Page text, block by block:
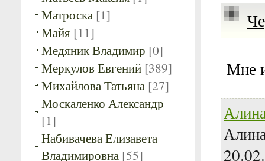
Матроска [1]
Майя [11]
Медяник Владимир [0]
Меркулов Евгений [389]
Михайлова Татьяна [27]
Москаленко Александр
[1]
Набивачева Елизавета
Владимировна [55]
Мне